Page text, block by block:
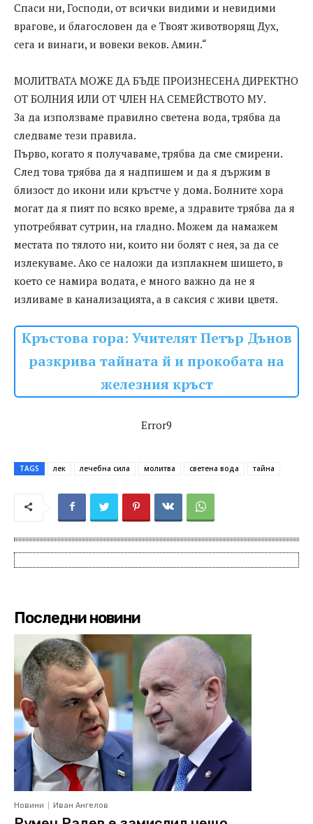
Спаси ни, Господи, от всички видими и невидими
врагове, и благословен да е Твоят животворящ Дух,
сега и винаги, и вовеки веков. Амин.“
МОЛИТВАТА МОЖЕ ДА БЪДЕ ПРОИЗНЕСЕНА ДИРЕКТНО
ОТ БОЛНИЯ ИЛИ ОТ ЧЛЕН НА СЕМЕЙСТВОТО МУ.
За да използваме правилно светена вода, трябва да
следваме тези правила.
Първо, когато я получаваме, трябва да сме смирени.
След това трябва да я надпишем и да я държим в
близост до икони или кръстче у дома. Болните хора
могат да я пият по всяко време, а здравите трябва да я
употребяват сутрин, на гладно. Можем да намажем
местата по тялото ни, които ни болят с нея, за да се
излекуваме. Ако се наложи да изплакнем шишето, в
което се намира водата, е много важно да не я
изливаме в канализацията, а в саксия с живи цветя.
Кръстова гора: Учителят Петър Дънов
разкрива тайната й и прокобата на
железния кръст
Error9
TAGS лек лечебна сила молитва светена вода тайна
Последни новини
Новини Иван Ангелов